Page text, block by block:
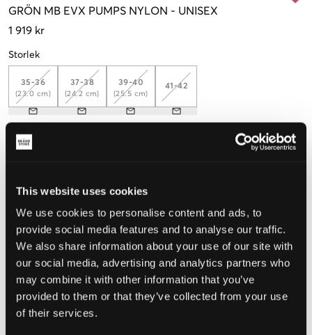
This website uses cookies
We use cookies to personalise content and ads, to
provide social media features and to analyse our traffic.
We also share information about your use of our site with
our social media, advertising and analytics partners who
may combine it with other information that you’ve
provided to them or that they’ve collected from your use
of their services.
GRÖN MB EVX PUMPS NYLON - UNISEX
1 919 kr
Storlek
35-36
(23.0 cm)
37-38
(24.2 cm)
39-40
(25.5 cm)
41-42
Mät foten för att välja rätt storlek
Liten Perfekt
VÄLJ STORLEK
Fri fraktpå beställningar över 699 kr
Öppet köpi 60 dagar